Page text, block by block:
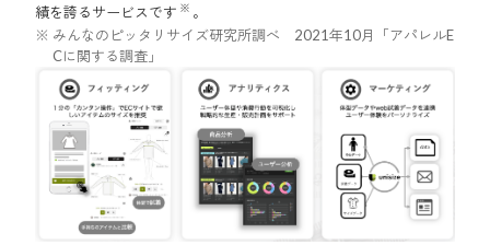
績を誇るサービスです ※ 。
みんなのピッタリサイズ研究所調べ 2021年10月「アパレルE
Cに関する調査」